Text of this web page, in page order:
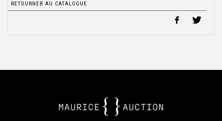
RETOURNER AU CATALOGUE